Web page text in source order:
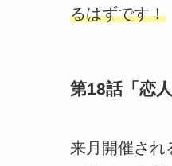
るはずです！
第18話「恋
来月開催され